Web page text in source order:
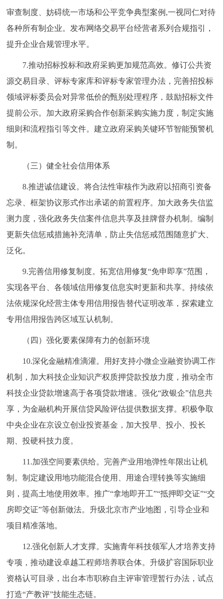
审查制度、妨碍统一市场和公平竞争典型案例,一视同仁对待
各种所有制企业。发布网络交易平台经营者系列合规指引，
提升企业合规管理水平。
7.推动招标投标和政府采购更加规范高效。修订公共资
源交易目录、评标专家库和评标专家管理办法，完善招投标
领域评标委员会对异常低价的甄别处理程序，鼓励招标文件
提前公示。加大政府采购合作创新采购实施力度，制定实施
细则和流程指引等文件。建立政府采购关键环节智能预警机
制。
（三）健全社会信用体系
8.推进诚信建设。将合法性审核作为政府以招商引资备
忘录、框架协议形式作出承诺的前置程序。加大政务失信监
测力度，强化政务失信案件信息共享及挂牌督办机制。编制
更新失信惩戒措施补充清单，防止失信惩戒范围随意扩大、
泛化。
9.完善信用修复制度。拓宽信用修复“免申即享”范围，
实现各平台、各领域信用修复信息实时更新和共享。持续依
法依规深化经营主体专用信用报告替代证明改革，探索建立
专用信用报告跨区域互认机制。
（四）强化要素保障有力的创新环境
10.深化金融精准滴灌。用好支持小微企业融资协调工作
机制，加大科技企业知识产权质押贷款投放力度，推动全市
科技企业贷款增速高于各项贷款增速。强化“政银企”信息共
享，为金融机构开展信贷风险评估提供数据支撑。积极争取
中央企业在京设立创业投资基金，加大投早、投小、投长
期、投硬科技力度。
11.加强空间要素供给。完善产业用地弹性年限出让机
制。制定建设用地功能混合使用、用途合理转换等实施细
则，提高土地使用效率。推广“拿地即开工”“抵押即交证”“交
房即交证”等创新做法。升级北京市产业地图，引导企业和
项目精准落地。
12.强化创新人才支撑。实施青年科技领军人才培养支持
专项，推动建设卓越工程师培养联合体。升级扩容国际职业
资格认可目录，出台本市职称自主评审管理暂行办法，试点
打造“产教评”技能生态链。